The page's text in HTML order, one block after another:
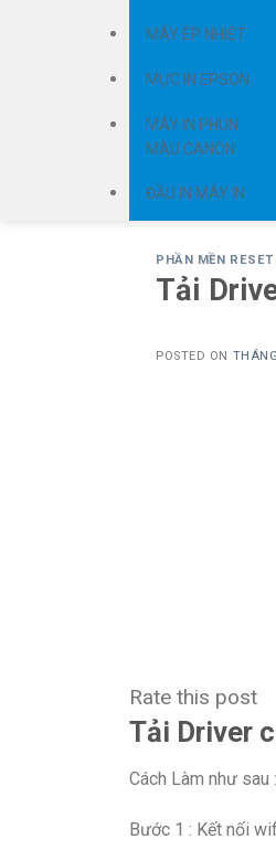
MÁY ÉP NHIỆT
MỰC IN EPSON
MÁY IN PHUN
MÀU CANON
ĐẦU IN MÁY IN
PHẦN MỀN
Tải
POSTED ON
Rate this post
Tải Driver
Cách Làm như sau :
Bước 1 : Kết nối